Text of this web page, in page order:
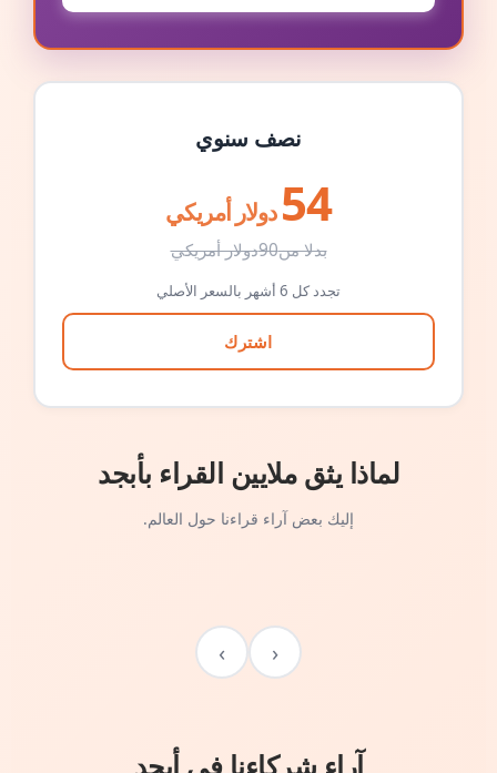
نصف سنوي
54 دولار أمريكي
بدلا من90دولار أمريكي
تجدد كل 6 أشهر بالسعر الأصلي
اشترك
لماذا يثق ملايين القراء بأبجد
إليك بعض آراء قراءنا حول العالم.
‹
›
آراء شركاءنا في أبجد